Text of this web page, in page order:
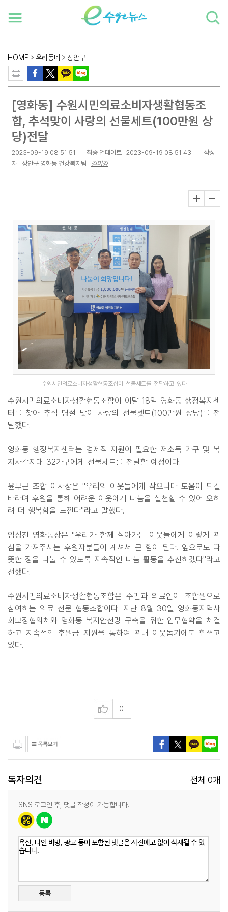
HOME > 우리동네 > 장안구
[영화동] 수원시민의료소비자생활협동조
합, 추석맞이 사랑의 선물세트(100만원 상
당)전달
2023-09-19 08:51:51 최종 업데이트 : 2023-09-19 08:51:43
작성
자 : 장안구 영화동 건강복지팀
김미경
수원시민의료소비자생활협동조합이 선물세트를 전달하고 있다
수원시민의료소비자생활협동조합이 이달 18일 영화동 행정복지센
터를 찾아 추석 명절 맞이 사랑의 선물셋트(100만원 상당)를 전
달했다.
영화동 행정복지센터는 경제적 지원이 필요한 저소득 가구 및 복
지사각지대 32가구에게 선물세트를 전달할 예정이다.
윤부근 조합 이사장은 "우리의 이웃들에게 작으나마 도움이 되길
바라며 후원을 통해 어려운 이웃에게 나눔을 실천할 수 있어 오히
려 더 행복함을 느낀다"라고 말했다.
임성진 영화동장은 "우리가 함께 살아가는 이웃들에게 이렇게 관
심을 가져주시는 후원자분들이 계셔서 큰 힘이 된다. 앞으로도 따
뜻한 정을 나눌 수 있도록 지속적인 나눔 활동을 추진하겠다"라고
전했다.
수원시민의료소비자생활협동조합은 주민과 의료인이 조합원으로
참여하는 의료 전문 협동조합이다. 지난 8월 30일 영화동지역사
회보장협의체와 영화동 복지안전망 구축을 위한 업무협약을 체결
하고 지속적인 후원금 지원을 통하여 관내 이웃돕기에도 힘쓰고
있다.
0
독자의견 전체 0개
SNS 로그인 후, 댓글 작성이 가능합니다.
등록